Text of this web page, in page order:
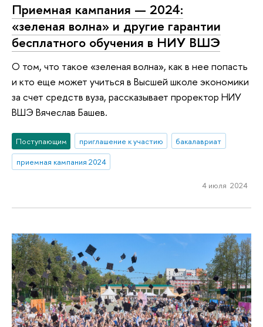
Приемная кампания — 2024:
«зеленая волна» и другие гарантии
бесплатного обучения в НИУ ВШЭ
О том, что такое «зеленая волна», как в нее попасть
и кто еще может учиться в Высшей школе экономики
за счет средств вуза, рассказывает проректор НИУ
ВШЭ Вячеслав Башев.
Поступающим приглашение к участию
бакалавриат
приемная кампания 2024
4 июля 2024